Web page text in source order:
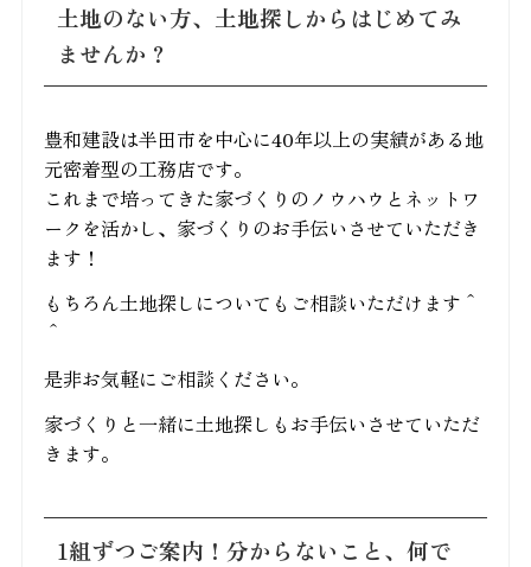
土地のない方、土地探しからはじめてみ
ませんか？
豊和建設は半田市を中心に40年以上の実績がある地
元密着型の工務店です。
これまで培ってきた家づくりのノウハウとネットワ
ークを活かし、家づくりのお手伝いさせていただき
ます！
もちろん土地探しについてもご相談いただけます＾
＾
是非お気軽にご相談ください。
家づくりと一緒に土地探しもお手伝いさせていただ
きます。
1組ずつご案内！分からないこと、何で